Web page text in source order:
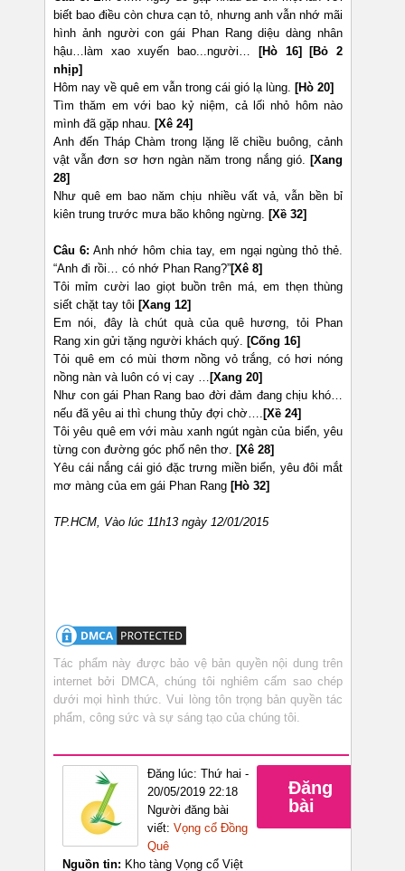
biết bao điều còn chưa cạn tỏ, nhưng anh vẫn nhớ mãi
hình ảnh người con gái Phan Rang diệu dàng nhân
hậu…làm xao xuyến bao...người…
[Hò 16] [Bỏ 2
nhịp]
Hôm nay về quê em vẫn trong cái gió lạ lùng. [Hò 20]
Tìm thăm em với bao kỷ niệm, cả lối nhỏ hôm nào
mình đã gặp nhau. [Xê 24]
Anh đến Tháp Chàm trong lặng lẽ chiều buông, cảnh
vật vẫn đơn sơ hơn ngàn năm trong nắng gió. [Xang
28]
Như quê em bao năm chịu nhiều vất vả, vẫn bền bỉ
kiên trung trước mưa bão không ngừng. [Xề 32]
Câu 6: Anh nhớ hôm chia tay, em ngại ngùng thỏ thẻ.
“Anh đi rồi… có nhớ Phan Rang?”[Xê 8]
Tôi mỉm cười lao giọt buồn trên má, em thẹn thùng
siết chặt tay tôi [Xang 12]
Em nói, đây là chút quà của quê hương, tỏi Phan
Rang xin gửi tặng người khách quý. [Cống 16]
Tỏi quê em có mùi thơm nồng vỏ trắng, có hơi nóng
nồng nàn và luôn có vị cay … [Xang 20]
Như con gái Phan Rang bao đời đảm đang chịu khó…
nếu đã yêu ai thì chung thủy đợi chờ…. [Xề 24]
Tôi yêu quê em với màu xanh ngút ngàn của biển, yêu
từng con đường góc phố nên thơ. [Xê 28]
Yêu cái nắng cái gió đặc trưng miền biển, yêu đôi mắt
mơ màng của em gái Phan Rang [Hò 32]
TP.HCM, Vào lúc 11h13 ngày 12/01/2015
Tác phẩm này được bảo vệ bản quyền nội dung trên
internet bởi DMCA, chúng tôi nghiêm cấm sao chép
dưới mọi hình thức. Vui lòng tôn trọng bản quyền tác
phẩm, công sức và sự sáng tạo của chúng tôi.
Đăng lúc: Thứ hai -
20/05/2019 22:18
Người đăng bài
viết: Vọng cổ Đồng
Quê
Nguồn tin: Kho tàng Vọng cổ Việt
Đăng
bài